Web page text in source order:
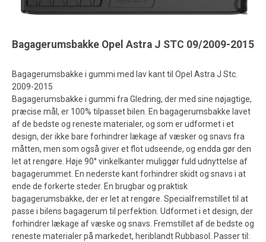
Bagagerumsbakke Opel Astra J STC 09/2009-2015
Bagagerumsbakke i gummi med lav kant til Opel Astra J Stc.
2009-2015
Bagagerumsbakke i gummi fra Gledring, der med sine nøjagtige,
præcise mål, er 100% tilpasset bilen. En bagagerumsbakke lavet
af de bedste og reneste materialer, og som er udformet i et
design, der ikke bare forhindrer lækage af væsker og snavs fra
måtten, men som også giver et flot udseende, og endda gør den
let at rengøre. Høje 90° vinkelkanter muliggør fuld udnyttelse af
bagagerummet. En nederste kant forhindrer skidt og snavs i at
ende de forkerte steder. En brugbar og praktisk
bagagerumsbakke, der er let at rengøre. Specialfremstillet til at
passe i bilens bagagerum til perfektion. Udformet i et design, der
forhindrer lækage af væske og snavs. Fremstillet af de bedste og
reneste materialer på markedet, heriblandt Rubbasol.
Passer til: